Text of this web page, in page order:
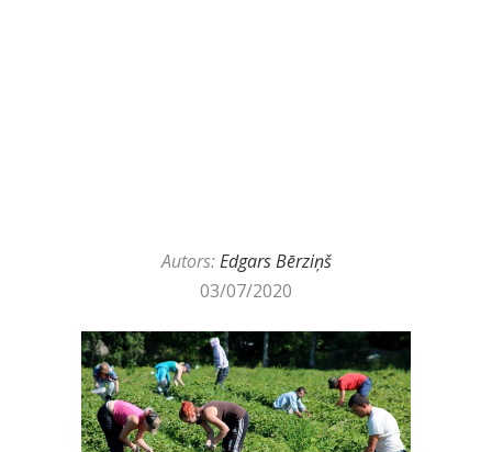
Autors:Edgars Bērziņš
03/07/2020